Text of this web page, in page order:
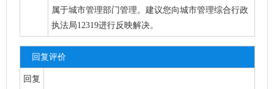
属于城市管理部门管理。建议您向城市管理综合行政
执法局12319进行反映解决。
回复评价
回复